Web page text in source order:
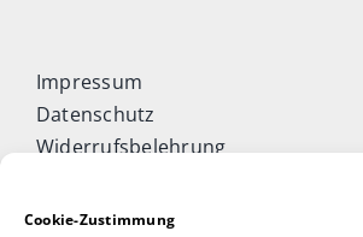
Cookie-Zustimmung
Impressum
Datenschutz
Widerrufsbelehrung
Allgemeine Geschäftsbedingungen